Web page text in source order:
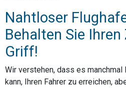
Nahtloser
Behalten Sie
Griff!
Wir verstehen, dass es
kann, Ihren Fahrer zu erreichen,